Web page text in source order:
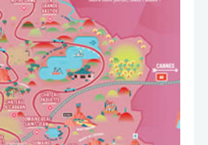
TÉLÉCHARGER